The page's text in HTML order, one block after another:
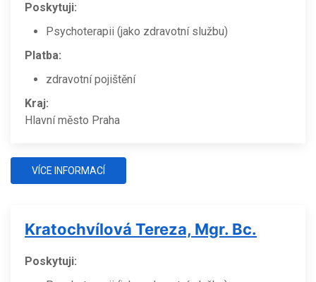
Poskytuji:
Psychoterapii (jako zdravotní službu)
Platba:
zdravotní pojištění
Kraj:
Hlavní město Praha
VÍCE INFORMACÍ
Kratochvílová Tereza, Mgr. Bc.
Poskytuji: